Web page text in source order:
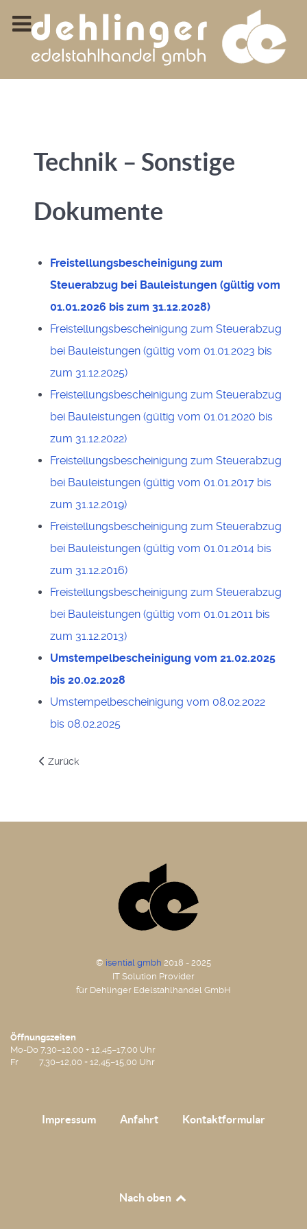
Technik – Sonstige
Dokumente
Freistellungsbescheinigung zum
Steuerabzug bei Bauleistungen (gültig vom
01.01.2026 bis zum 31.12.2028)
Freistellungsbescheinigung zum Steuerabzug
bei Bauleistungen (gültig vom 01.01.2023 bis
zum 31.12.2025)
Freistellungsbescheinigung zum Steuerabzug
bei Bauleistungen (gültig vom 01.01.2020 bis
zum 31.12.2022)
Freistellungsbescheinigung zum Steuerabzug
bei Bauleistungen (gültig vom 01.01.2017 bis
zum 31.12.2019)
Freistellungsbescheinigung zum Steuerabzug
bei Bauleistungen (gültig vom 01.01.2014 bis
zum 31.12.2016)
Freistellungsbescheinigung zum Steuerabzug
bei Bauleistungen (gültig vom 01.01.2011 bis
zum 31.12.2013)
Umstempelbescheinigung vom 21.02.2025
bis 20.02.2028
Umstempelbescheinigung vom 08.02.2022
bis 08.02.2025
Vorheriger Beitrag: Technik – Hier erhalten Sie folgende
Zurück
© isential gmbh 2018 - 2025
IT Solution Provider
für Dehlinger Edelstahlhandel GmbH
Öffnungszeiten
Mo-Do 7,30–12,00 + 12,45–17,00 Uhr
Fr 7,30–12,00 + 12,45–15,00 Uhr
Impressum Anfahrt Kontaktformular
Nach oben